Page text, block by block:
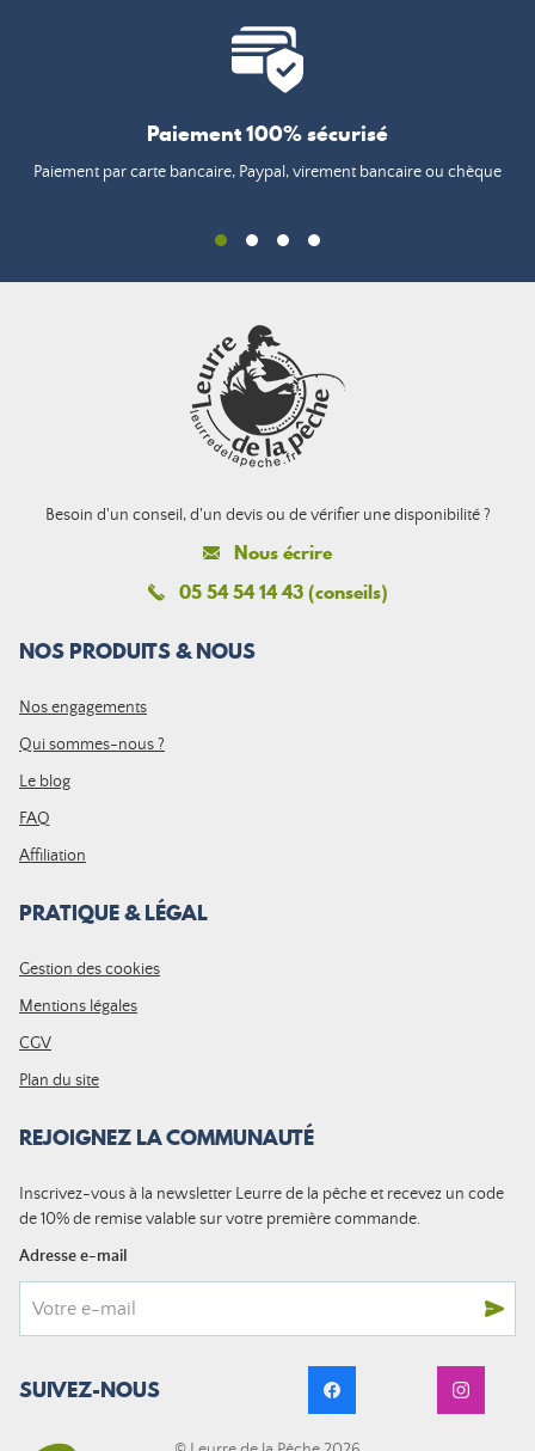
Paiement 100% sécurisé
Paiement par carte bancaire, Paypal, virement bancaire ou chèque
Besoin d'un conseil, d'un devis ou de vérifier une disponibilité ?
Nous écrire
05 54 54 14 43 (conseils)
NOS PRODUITS & NOUS
Nos engagements
Qui sommes-nous ?
Le blog
FAQ
Affiliation
PRATIQUE & LÉGAL
Gestion des cookies
Mentions légales
CGV
Plan du site
REJOIGNEZ LA COMMUNAUTÉ
Inscrivez-vous à la newsletter Leurre de la pêche et recevez un code
de 10% de remise valable sur votre première commande.
Adresse e-mail
SUIVEZ-NOUS